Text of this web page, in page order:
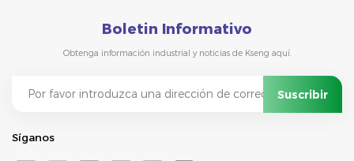
Boletin Informativo
Obtenga información industrial y noticias de Kseng aquí.
Síganos